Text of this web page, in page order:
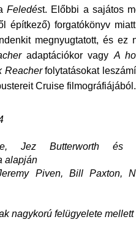
Feledést. Előbbi a sajátos
építkező) forgatókönyv
megnyugtatott, és ez
adaptációkor vagy A
Reacherfolytatásokat
Cruise filmográfiájából.
Jez Butterworth és
alapján
Piven, Bill Paxton,
nagykorú felügyelete mellett